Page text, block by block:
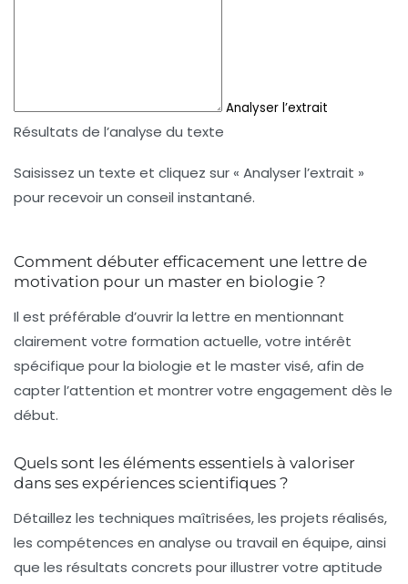
Analyser l’extrait
Résultats de l’analyse du texte
Saisissez un texte et cliquez sur « Analyser l’extrait »
pour recevoir un conseil instantané.
Comment débuter efficacement une lettre de
motivation pour un master en biologie ?
Il est préférable d’ouvrir la lettre en mentionnant
clairement votre formation actuelle, votre intérêt
spécifique pour la biologie et le master visé, afin de
capter l’attention et montrer votre engagement dès le
début.
Quels sont les éléments essentiels à valoriser
dans ses expériences scientifiques ?
Détaillez les techniques maîtrisées, les projets réalisés,
les compétences en analyse ou travail en équipe, ainsi
que les résultats concrets pour illustrer votre aptitude